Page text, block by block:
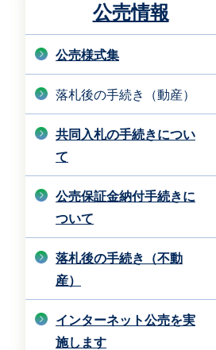
公売情報
公売様式集
落札後の手続き（動産）
共同入札の手続きについ
て
公売保証金納付手続きに
ついて
落札後の手続き（不動
産）
インターネット公売を実
施します